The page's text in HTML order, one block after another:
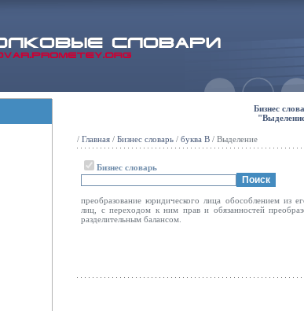
Бизнес
/ Главная / Бизнес словарь / буква В / Выделение
Бизнес словарь
преобразование юридического лица обособлением из
лиц, с переходом к ним прав и обязанностей
разделительным балансом.